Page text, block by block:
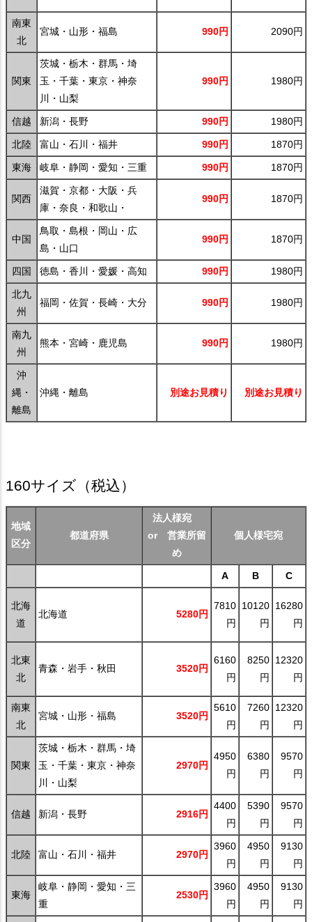
南東
北
宮城・山形・福島 990円 2090円
関東
茨城・栃木・群馬・埼
玉・千葉・東京・神奈
川・山梨
990円 1980円
信越 新潟・長野 990円 1980円
北陸 富山・石川・福井 990円 1870円
東海 岐阜・静岡・愛知・三重 990円 1870円
関西
滋賀・京都・大阪・兵
庫・奈良・和歌山・
990円 1870円
中国
鳥取・島根・岡山・広
島・山口
990円 1870円
四国 徳島・香川・愛媛・高知 990円 1980円
北九
州
福岡・佐賀・長崎・大分 990円 1980円
南九
州
熊本・宮崎・鹿児島 990円 1980円
沖
縄・
離島
沖縄・離島 別途お見積り 別途お見積り
160サイズ （税込）
地域
区分
都道府県
法人様宛
or 営業所留
め
個人様宅宛
A B C
北海
道
北海道 5280円
7810
円
10120
円
16280
円
北東
北
青森・岩手・秋田 3520円
6160
円
8250
円
12320
円
南東
北
宮城・山形・福島 3520円
5610
円
7260
円
12320
円
関東
茨城・栃木・群馬・埼
玉・千葉・東京・神奈
川・山梨
2970円
4950
円
6380
円
9570
円
信越 新潟・長野 2916円
4400
円
5390
円
9570
円
北陸 富山・石川・福井 2970円
3960
円
4950
円
9130
円
東海
岐阜・静岡・愛知・三
重
2530円
3960
円
4950
円
9130
円